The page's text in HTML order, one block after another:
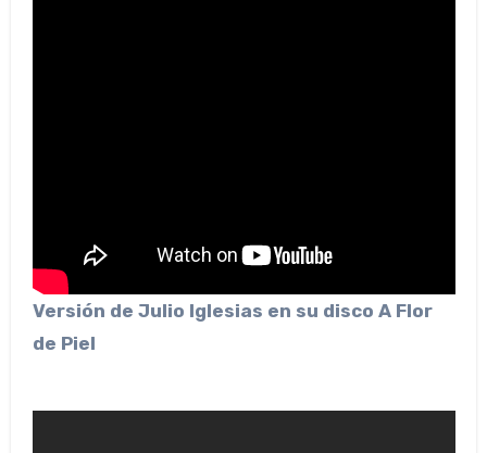
Versión de Julio Iglesias en su disco A Flor
de Piel